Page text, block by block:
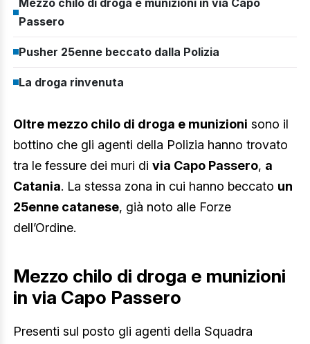
Passero
Pusher 25enne beccato dalla Polizia
La droga rinvenuta
Oltre mezzo chilo di droga e munizioni sono il
bottino che gli agenti della Polizia hanno trovato
tra le fessure dei muri di via Capo Passero, a
Catania. La stessa zona in cui hanno beccato un
25enne catanese, già noto alle Forze
dell’Ordine.
Mezzo chilo di droga e munizioni
in via Capo Passero
Presenti sul posto gli agenti della Squadra